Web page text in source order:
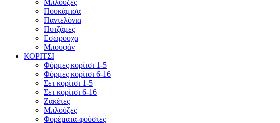
Μπλούζες
Πουκάμισα
Παντελόνια
Πυτζάμες
Εσώρουχα
Μπουφάν
ΚΟΡΙΤΣΙ
Φόρμες κορίτσι 1-5
Φόρμες κορίτσι 6-16
Σετ κορίτσι 1-5
Σετ κορίτσι 6-16
Ζακέτες
Μπλούζες
Φορέματα-φούστες